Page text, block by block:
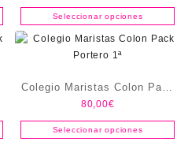
Seleccionar opciones
Colegio Maristas Colon Pack
Portero 1ª
80,00€
Seleccionar opciones